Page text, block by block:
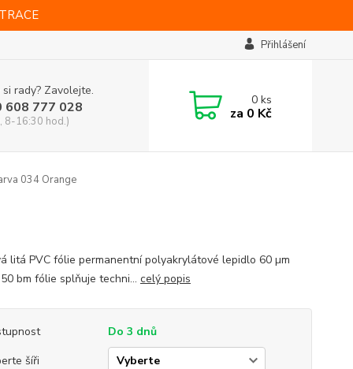
Přihlášení
rady? Zavolejte.
608 777 028
8-16:30 hod.)
0ks
za 0 Kč
034 Orange
litá PVC fólie permanentní polyakrylátové lepidlo 60 µm
bm fólie splňuje techni... celý popis
Do 3 dnů
šíři